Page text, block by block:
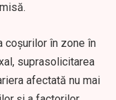
coșurilor în zone în
suprasolicitarea
afectată nu mai